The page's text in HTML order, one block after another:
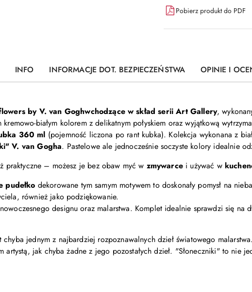
Pobierz produkt do PDF
INFO INFORMACJE DOT. BEZPIECZEŃSTWA OPINIE I
by V. van Goghwchodzące w skład serii Art Gallery,
białym kolorem z delikatnym połyskiem oraz wyjątkową
360 ml (pojemność liczona po rant kubka). Kolekcja wykonana z
V. van Gogha. Pastelowe ale jednocześnie soczyste kolory idealnie
praktyczne – możesz je bez obaw myć w zmywarcei używać w
pudełko dekorowane tym samym motywem to doskonały pomysł na
również jako podziękowanie.
designu oraz malarstwa. Komplet idealnie sprawdzi się na
jednym z najbardziej rozpoznawalnych dzieł światowego
artystą, jak chyba żadne z jego pozostałych dzieł. "Słoneczniki" to nie